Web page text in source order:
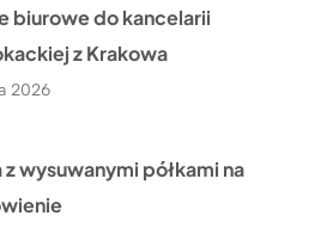
biurowe do kancelarii
z Krakowa
2026
z wysuwanymi półkami na